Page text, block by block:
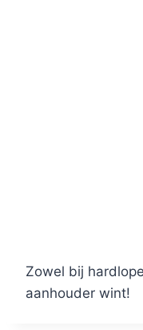
Zowel bij
aanhouder wint!